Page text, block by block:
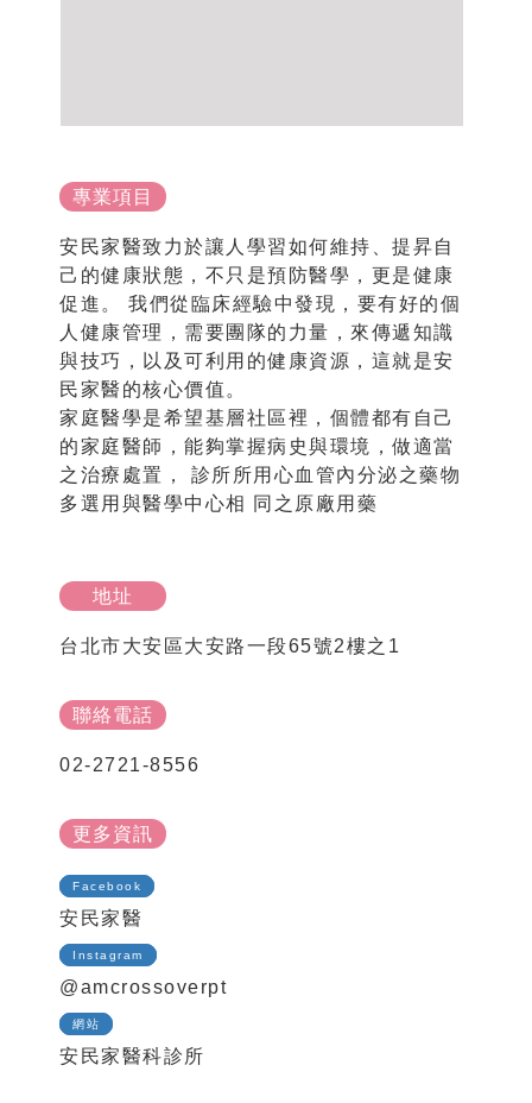
專業項目
安民家醫致力於讓人學習如何維持、提昇自
己的健康狀態，不只是預防醫學，更是健康
促進。 我們從臨床經驗中發現，要有好的個
人健康管理，需要團隊的力量，來傳遞知識
與技巧，以及可利用的健康資源，這就是安
民家醫的核心價值。
家庭醫學是希望基層社區裡，個體都有自己
的家庭醫師，能夠掌握病史與環境，做適當
之治療處置， 診所所用心血管內分泌之藥物
多選用與醫學中心相 同之原廠用藥
地址
台北市大安區大安路一段65號2樓之1
聯絡電話
02-2721-8556
更多資訊
Facebook
安民家醫
Instagram
@amcrossoverpt
網站
安民家醫科診所